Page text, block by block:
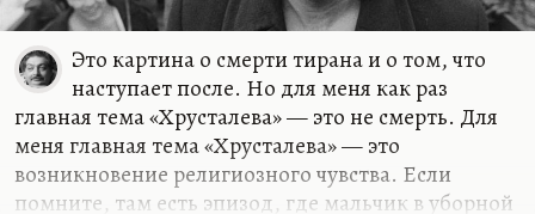
Это картина о смерти тирана и о том, что
наступает после. Но для меня как раз
главная тема «Хрусталева» — это не смерть. Для
меня главная тема «Хрусталева» — это
возникновение религиозного чувства. Если
помните, там есть эпизод, где мальчик в уборной